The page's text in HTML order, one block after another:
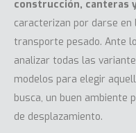
construcción, canteras
caracterizan por darse
transporte pesado. Ante
analizar todas las
modelos para elegir
busca, un buen ambiente
de desplazamiento.